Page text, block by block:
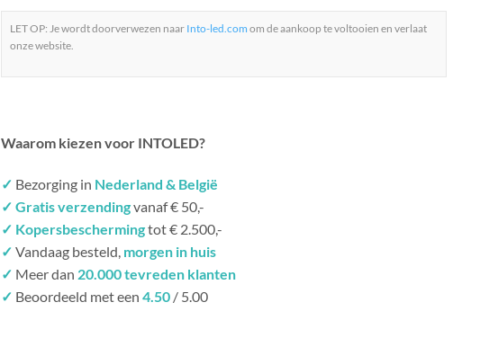
LET OP: Je wordt doorverwezen naar Into-led.com om de aankoop te voltooien en verlaat
onze website.
Waarom kiezen voor INTOLED?
✓ Bezorging in Nederland & België
✓ Gratis verzendingvanaf € 50,-
✓ Kopersbeschermingtot € 2.500,-
✓ Vandaag besteld, morgen in huis
✓ Meer dan 20.000 tevreden klanten
✓ Beoordeeld met een 4.50 / 5.00